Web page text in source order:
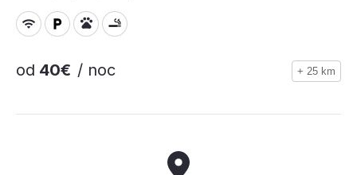
od 40€ / noc + 25 km